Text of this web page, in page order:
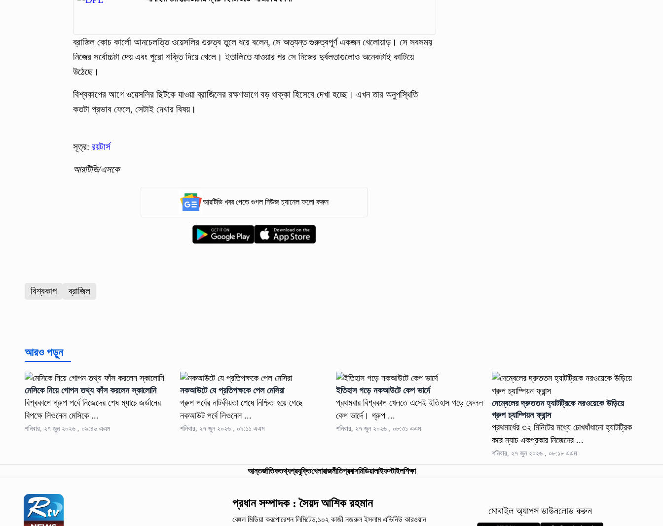
ব্রাজিল কোচ কার্লো আনচেলত্তি ওয়েসলির গুরুত্ব তুলে ধরে বলেন, সে অত্যন্ত গুরুত্বপূর্ণ একজন খেলোয়াড়। সে সবসময়
নিজের সর্বোচ্চটা দেয় এবং পুরো শক্তি দিয়ে খেলে। ইতালিতে যাওয়ার পর সে নিজের দুর্বলতাগুলোও অনেকটাই কাটিয়ে
উঠেছে।
বিশ্বকাপের আগে ওয়েসলির ছিটকে যাওয়া ব্রাজিলের রক্ষণভাগে বড় ধাক্কা হিসেবে দেখা হচ্ছে। এখন তার অনুপস্থিতি
কতটা প্রভাব ফেলে, সেটাই দেখার বিষয়।
সূত্র: রয়টার্স
আরটিভি/এসকে
আরটিভি খবর পেতে গুগল নিউজ চ্যানেল ফলো করুন
বিশ্বকাপ ব্রাজিল
আরও পড়ুন
মেসিকে নিয়ে গোপন তথ্য ফাঁস করলেন স্কালোনি
বিশ্বকাপে গ্রুপ পর্বে নিজেদের শেষ ম্যাচে জর্ডানের
বিপক্ষে লিওনেল মেসিকে ...
শনিবার, ২৭ জুন ২০২৬ , ০৯:৪৬ এএম
নকআউটে যে প্রতিপক্ষকে পেল মেসিরা
গ্রুপ পর্বের নাটকীয়তা শেষে নিশ্চিত হয়ে গেছে
নকআউট পর্বে লিওনেল ...
শনিবার, ২৭ জুন ২০২৬ , ০৯:১১ এএম
ইতিহাস গড়ে নকআউটে কেপ ভার্দে
প্রথমবার বিশ্বকাপ খেলতে এসেই ইতিহাস গড়ে ফেলল
কেপ ভার্দে। গ্রুপ ...
শনিবার, ২৭ জুন ২০২৬ , ০৮:৩১ এএম
দেম্বেলের দ্রুততম হ্যাটট্রিকে নরওয়েকে উড়িয়ে
গ্রুপ চ্যাম্পিয়ন ফ্রান্স
প্রথমার্ধের ৩২ মিনিটের মধ্যে চোখধাঁধানো হ্যাটট্রিক
করে ম্যাচ একপ্রকার নিজেদের ...
শনিবার, ২৭ জুন ২০২৬ , ০৮:১৮ এএম
আন্তর্জাতিকতথ্যপ্রযুক্তিখেলারাজনীতিপ্রবাসমিডিয়ালাইফস্টাইলশিক্ষা
প্রধান সম্পাদক : সৈয়দ আশিক রহমান
বেঙ্গল মিডিয়া করপোরেশন লিমিটেড,১০২ কাজী নজরুল ইসলামএভিনিউ কারওয়ান
মোবাইল অ্যাপস ডাউনলোড করুন